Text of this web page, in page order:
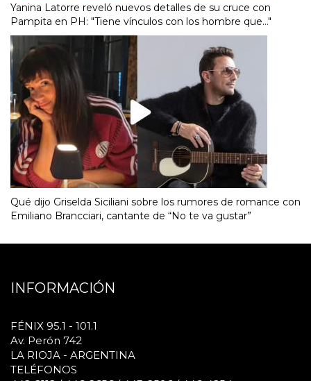
Yanina Latorre reveló nuevos detalles de su cruce con
Pampita en PH: "Tiene vínculos con los hombre que..."
Qué dijo Griselda Siciliani sobre los rumores de romance con
Emiliano Brancciari, cantante de “No te va gustar”
INFORMACIÓN
FÉNIX 95.1 - 101.1
Av. Perón 742
LA RIOJA - ARGENTINA
TELÉFONOS